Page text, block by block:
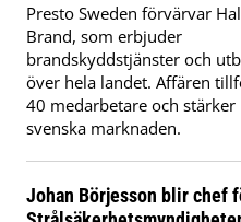
Presto Sweden förvärvar
Brand, som erbjuder
brandskyddstjänster och
över hela landet. Affären
40 medarbetare och
svenska marknaden.
Johan Börjesson blir chef